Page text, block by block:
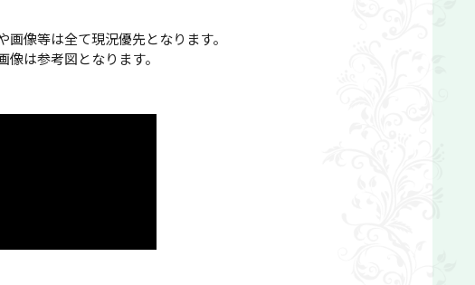
画像等は全て現況優先となります。
像は参考図となります。